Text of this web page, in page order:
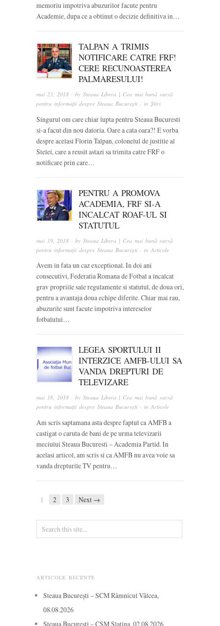
memoriu impotriva abuzurilor facute pentru
Academie, dupa ce a obtinut o decizie definitiva in…
TALPAN A TRIMIS
NOTIFICARE CATRE FRF!
CERE RECUNOASTEREA
PALMARESULUI!
mai 23, 2018 · by Steaua Libera | Cea mai bună sursă
pentru informații despre Steaua București · in Știri
Singurul om care chiar lupta pentru Steaua Bucuresti
si-a facut din nou datoria. Oare a cata oara?! E vorba
despre acelasi Florin Talpan, colonelul de justitie al
Stelei, care a reusit astazi sa trimita catre FRF o
notificare prin care…
PENTRU A PROMOVA
ACADEMIA, FRF SI-A
INCALCAT ROAF-UL SI
STATUTUL
mai 19, 2018 · by Steaua Libera | Cea mai bună sursă
pentru informații despre Steaua București · in Articole
Avem in fata un caz exceptional. In doi ani
consecutivi, Federatia Romana de Fotbal a incalcat
grav propriile sale regulamente si statutul, de doua ori,
pentru a avantaja doua echipe diferite. Chiar mai rau,
abuzurile sunt facute impotriva intereselor
fotbalului…
LEGEA SPORTULUI II
INTERZICE AMFB-ULUI SA
VANDA DREPTURI DE
TELEVIZARE
mai 18, 2018 · by Steaua Libera | Cea mai bună sursă
pentru informații despre Steaua București · in Articole
Am scris saptamana asta despre faptul ca AMFB a
castigat o caruta de bani de pe urma televizarii
meciului Steaua Bucuresti – Academia Partid. In
acelasi articol, am scris si ca AMFB nu avea voie sa
vanda drepturile TV pentru…
1 2 3 Next →
ARTICOLE RECENTE
Steaua București – SCM Râmnicul Vâlcea,
08.08.2026
Steaua București – CSM Slatina, 02.08.2026